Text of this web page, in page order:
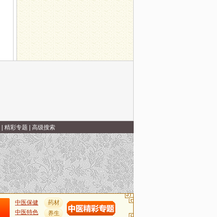
，搞定一本伤寒论
精彩专题 高级搜索
中医保健
中医特色
药材
养生